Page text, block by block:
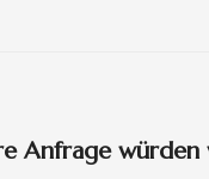
Anfrage würden